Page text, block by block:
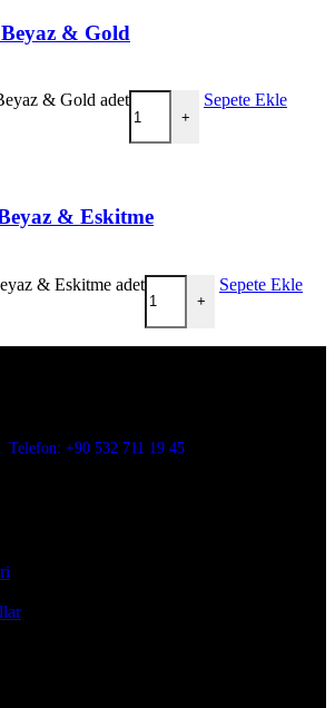
Beyaz & Gold
& Gold adet
+
Sepete Ekle
& Eskitme
& Eskitme adet
+
Sepete Ekle
Telefon: +90 532 711 19 45